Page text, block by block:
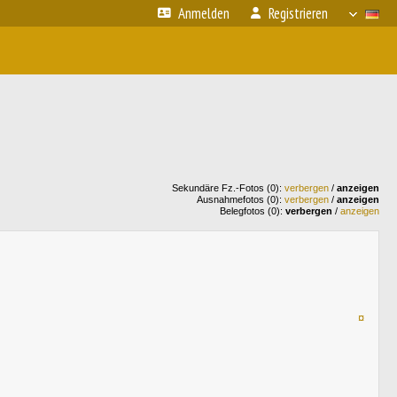
Anmelden Registrieren
Sekundäre Fz.-Fotos (0): verbergen / anzeigen
Ausnahmefotos (0): verbergen / anzeigen
Belegfotos (0): verbergen / anzeigen
¤